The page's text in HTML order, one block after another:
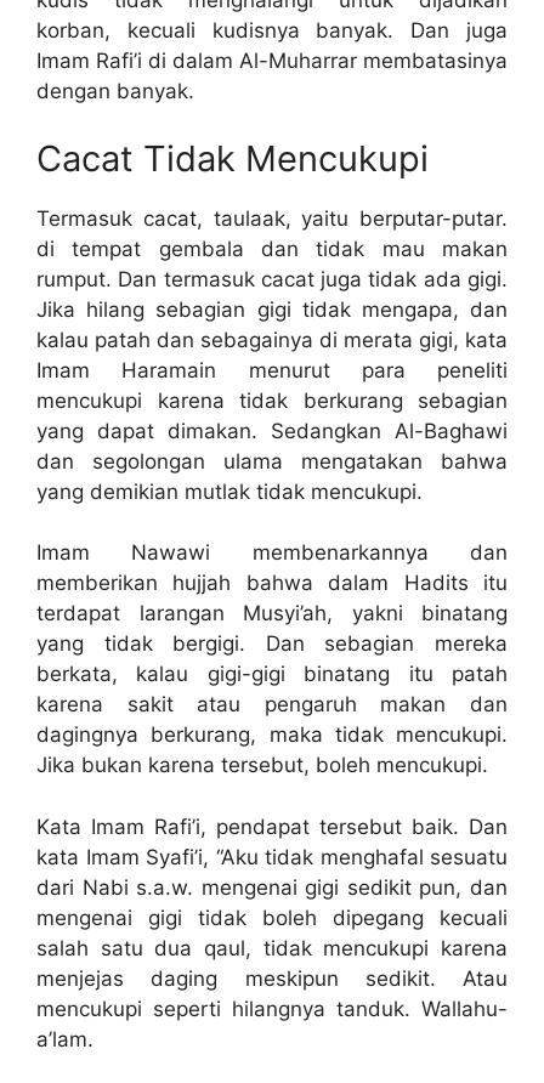
korban, kecuali kudisnya banyak. Dan juga
Imam Rafi’i di dalam Al-Muharrar membatasinya
dengan banyak.
Cacat Tidak Mencukupi
Termasuk cacat, taulaak, yaitu berputar-putar.
di tempat gembala dan tidak mau makan
rumput. Dan termasuk cacat juga tidak ada gigi.
Jika hilang sebagian gigi tidak mengapa, dan
kalau patah dan sebagainya di merata gigi, kata
Imam Haramain menurut para peneliti
mencukupi karena tidak berkurang sebagian
yang dapat dimakan. Sedangkan Al-Baghawi
dan segolongan ulama mengatakan bahwa
yang demikian mutlak tidak mencukupi.
Imam Nawawi membenarkannya dan
memberikan hujjah bahwa dalam Hadits itu
terdapat larangan Musyi’ah, yakni binatang
yang tidak bergigi. Dan sebagian mereka
berkata, kalau gigi-gigi binatang itu patah
karena sakit atau pengaruh makan dan
dagingnya berkurang, maka tidak mencukupi.
Jika bukan karena tersebut, boleh mencukupi.
Kata Imam Rafi’i, pendapat tersebut baik. Dan
kata Imam Syafi’i, “Aku tidak menghafal sesuatu
dari Nabi s.a.w. mengenai gigi sedikit pun, dan
mengenai gigi tidak boleh dipegang kecuali
salah satu dua qaul, tidak mencukupi karena
menjejas daging meskipun sedikit. Atau
mencukupi seperti hilangnya tanduk. Wallahu-
a’lam.